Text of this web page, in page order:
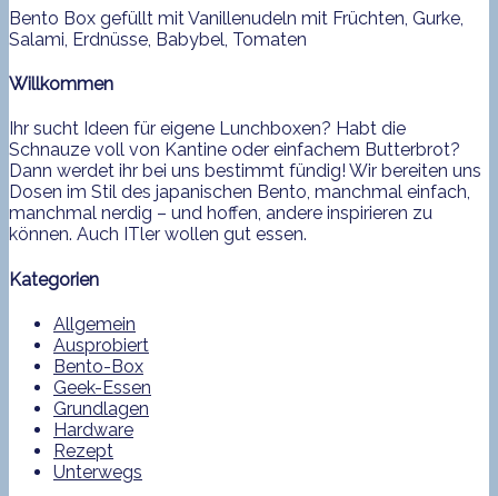
Bento Box gefüllt mit Vanillenudeln mit Früchten, Gurke,
Salami, Erdnüsse, Babybel, Tomaten
Willkommen
Ihr sucht Ideen für eigene Lunchboxen? Habt die
Schnauze voll von Kantine oder einfachem Butterbrot?
Dann werdet ihr bei uns bestimmt fündig! Wir bereiten uns
Dosen im Stil des japanischen Bento, manchmal einfach,
manchmal nerdig – und hoffen, andere inspirieren zu
können. Auch ITler wollen gut essen.
Kategorien
Allgemein
Ausprobiert
Bento-Box
Geek-Essen
Grundlagen
Hardware
Rezept
Unterwegs